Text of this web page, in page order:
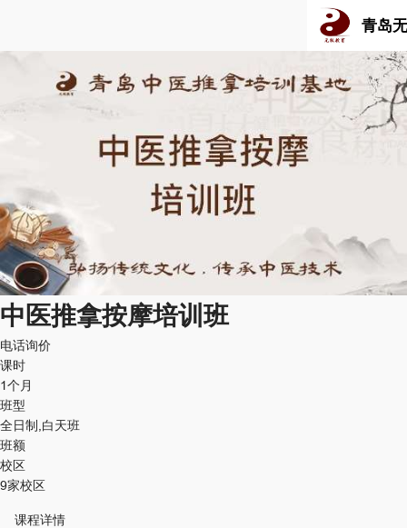
青岛
中医推拿按摩培训班
电话询价
课时
1个月
班型
全日制,白天班
班额
校区
9家校区
课程详情